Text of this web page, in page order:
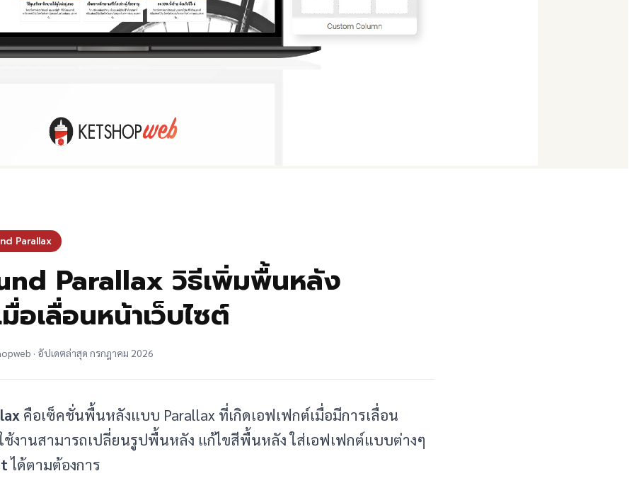
Parallax
Parallax วิธีเพิ่มพื้นหลัง
อเลื่อนหน้าเว็บไซต์
· อัปเดตล่าสุด กรกฎาคม 2026
คือเซ็คชั่นพื้นหลังแบบ Parallax ที่เกิดเอฟเฟกต์เมื่อมีการเลื่อน
ช้งานสามารถเปลี่ยนรูปพื้นหลัง แก้ไขสีพื้นหลัง ใส่เอฟเฟกต์แบบต่างๆ
ได้ตามต้องการ